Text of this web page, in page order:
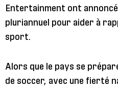
Entertainment ont
pluriannuel pour aider à
sport.
Alors que le pays se
de soccer, avec une fierté